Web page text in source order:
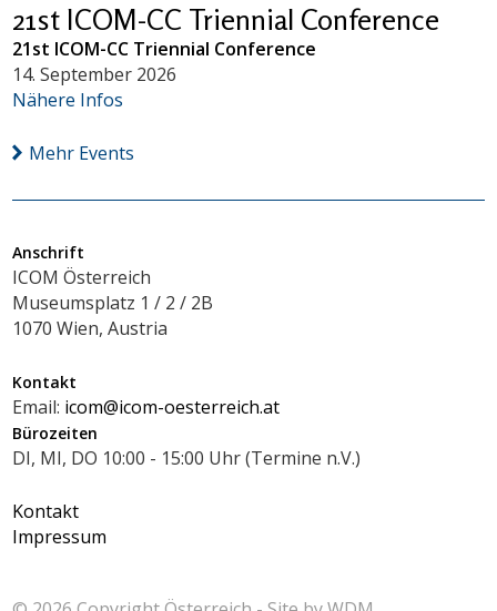
21st ICOM-CC Triennial Conference
21st ICOM-CC Triennial Conference
14. September 2026
Nähere Infos
Mehr Events
Anschrift
ICOM Österreich
Museumsplatz 1 / 2 / 2B
1070 Wien, Austria
Kontakt
Email: icom@icom-oesterreich.at
Bürozeiten
DI, MI, DO 10:00 - 15:00 Uhr (Termine n.V.)
Kontakt
Impressum